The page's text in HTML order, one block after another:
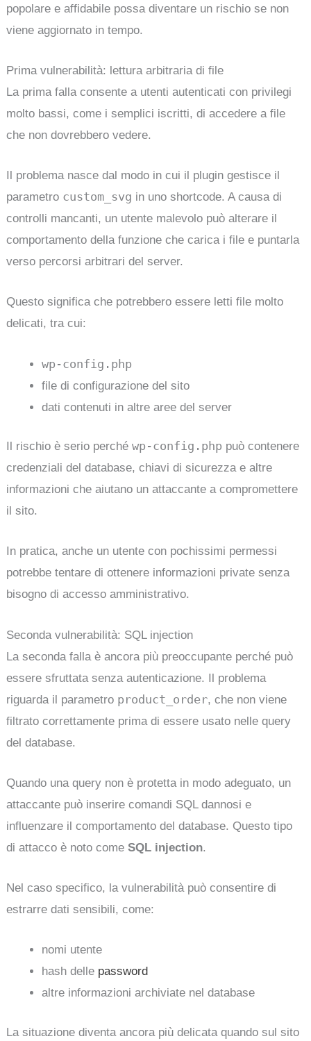
popolare e affidabile possa diventare un rischio se non
viene aggiornato in tempo.
Prima vulnerabilità: lettura arbitraria di file
La prima falla consente a utenti autenticati con privilegi
molto bassi, come i semplici iscritti, di accedere a file
che non dovrebbero vedere.
Il problema nasce dal modo in cui il plugin gestisce il
parametro custom_svg in uno shortcode. A causa di
controlli mancanti, un utente malevolo può alterare il
comportamento della funzione che carica i file e puntarla
verso percorsi arbitrari del server.
Questo significa che potrebbero essere letti file molto
delicati, tra cui:
wp-config.php
file di configurazione del sito
dati contenuti in altre aree del server
Il rischio è serio perchéwp-config.php può contenere
credenziali del database, chiavi di sicurezza e altre
informazioni che aiutano un attaccante a compromettere
il sito.
In pratica, anche un utente con pochissimi permessi
potrebbe tentare di ottenere informazioni private senza
bisogno di accesso amministrativo.
Seconda vulnerabilità: SQL injection
La seconda falla è ancora più preoccupante perché può
essere sfruttata senza autenticazione. Il problema
riguarda il parametro product_order, che non viene
filtrato correttamente prima di essere usato nelle query
del database.
Quando una query non è protetta in modo adeguato, un
attaccante può inserire comandi SQL dannosi e
influenzare il comportamento del database. Questo tipo
di attacco è noto comeSQL injection.
Nel caso specifico, la vulnerabilità può consentire di
estrarre dati sensibili, come:
nomi utente
hash delle password
altre informazioni archiviate nel database
La situazione diventa ancora più delicata quando sul sito